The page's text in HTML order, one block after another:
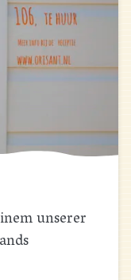
unserer